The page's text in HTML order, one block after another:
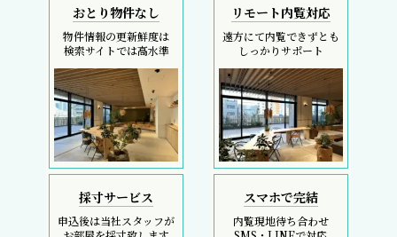
おとり物件なし
物件情報の更新鮮度は
検索サイトでは高水準
リモート内覧対応
遠方にて内覧できずとも
しっかりサポート
採寸サービス
申込後は当社スタッフが
スマホで完結
内覧現地待ち合わせ